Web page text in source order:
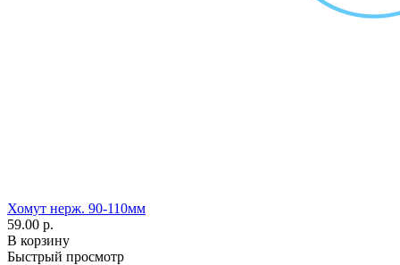
Хомут нерж. 90-110мм
59.00 р.
В корзину
Быстрый просмотр